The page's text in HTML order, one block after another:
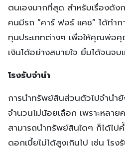
ตนเองมากที่สุด สำหรับเรื่องดัง
คนมีรถ “คาร์ ฟอร์ แคช” ได้ทำก
ทุนประเภทต่างๆ เพื่อให้คุณพ่อ
เงินได้อย่างสบายใจ ยิ้มได้จนจ
โรงรับจำนำ
การนำทรัพย์สินส่วนตัวไปจำนำ
จำนวนไม่น้อยเลือก เพราะหลา
สามารถนำทรัพย์สินใดๆ ก็ได้ไป
ดอกเบี้ยไม่ได้สูงเกินไป เช่น โร